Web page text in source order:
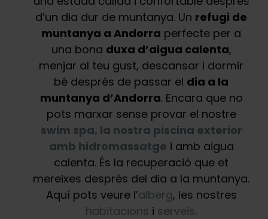
d’un dia dur de muntanya. Un refugi de
muntanya a Andorra perfecte per a
una bona duxa d’aigua calenta,
menjar al teu gust, descansar i dormir
bé després de passar el dia a la
muntanya d’Andorra. Encara que no
pots marxar sense provar el nostre
swim spa, la nostra piscina exterior
amb hidromassatge i amb aigua
calenta. És la recuperació que et
mereixes després del dia a la muntanya.
Aquí pots veure l’alberg, les nostres
habitacions i serveis.